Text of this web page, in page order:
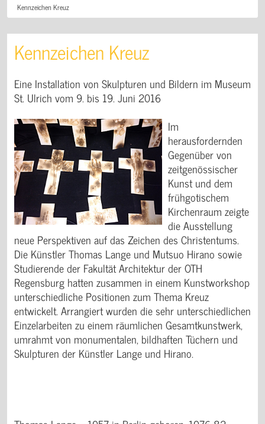
Kennzeichen Kreuz
Kennzeichen Kreuz
Eine Installation von Skulpturen und Bildern im Museum
St. Ulrich vom 9. bis 19. Juni 2016
Im
herausfordernden
Gegenüber von
zeitgenössischer
Kunst und dem
frühgotischem
Kirchenraum zeigte
die Ausstellung
neue Perspektiven auf das Zeichen des Christentums.
Die Künstler Thomas Lange und Mutsuo Hirano sowie
Studierende der Fakultät Architektur der OTH
Regensburg hatten zusammen in einem Kunstworkshop
unterschiedliche Positionen zum Thema Kreuz
entwickelt. Arrangiert wurden die sehr unterschiedlichen
Einzelarbeiten zu einem räumlichen Gesamtkunstwerk,
umrahmt von monumentalen, bildhaften Tüchern und
Skulpturen der Künstler Lange und Hirano.